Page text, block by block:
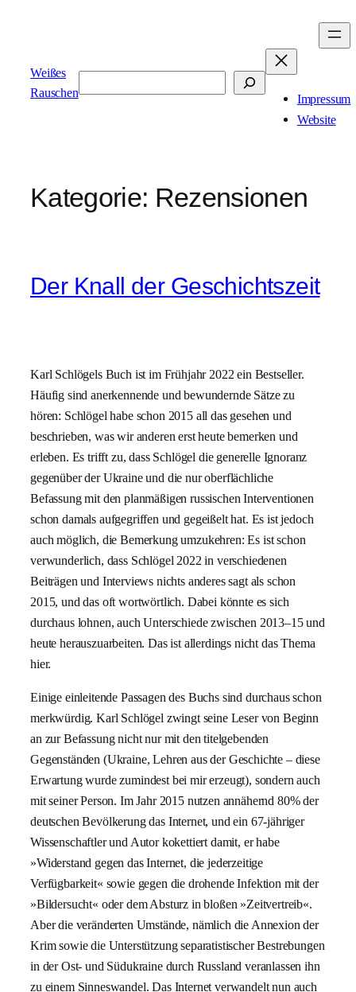
Weißes
Rauschen
Impressum
Website
Kategorie: Rezensionen
Der Knall der Geschichtszeit
Karl Schlögels Buch ist im Frühjahr 2022 ein Bestseller.
Häufig sind anerkennende und bewundernde Sätze zu
hören: Schlögel habe schon 2015 all das gesehen und
beschrieben, was wir anderen erst heute bemerken und
erleben. Es trifft zu, dass Schlögel die generelle Ignoranz
gegenüber der Ukraine und die nur oberflächliche
Befassung mit den planmäßigen russischen Interventionen
schon damals aufgegriffen und gegeißelt hat. Es ist jedoch
auch möglich, die Bemerkung umzukehren: Es ist schon
verwunderlich, dass Schlögel 2022 in verschiedenen
Beiträgen und Interviews nichts anderes sagt als schon
2015, und das oft wortwörtlich. Dabei könnte es sich
durchaus lohnen, auch Unterschiede zwischen 2013–15 und
heute herauszuarbeiten. Das ist allerdings nicht das Thema
hier.
Einige einleitende Passagen des Buchs sind durchaus schon
merkwürdig. Karl Schlögel zwingt seine Leser von Beginn
an zur Befassung nicht nur mit den titelgebenden
Gegenständen (Ukraine, Lehren aus der Geschichte – diese
Erwartung wurde zumindest bei mir erzeugt), sondern auch
mit seiner Person. Im Jahr 2015 nutzen annähernd 80% der
deutschen Bevölkerung das Internet, und ein 67-jähriger
Wissenschaftler und Autor kokettiert damit, er habe
»Widerstand gegen das Internet, die jederzeitige
Verfügbarkeit« sowie gegen die drohende Infektion mit der
»Bildersucht« oder dem Absturz in bloßen »Zeitvertreib«.
Aber die veränderten Umstände, nämlich die Annexion der
Krim sowie die Unterstützung separatistischer Bestrebungen
in der Ost- und Südukraine durch Russland veranlassen ihn
zu einem Sinneswandel. Das Internet verwandelt nun auch